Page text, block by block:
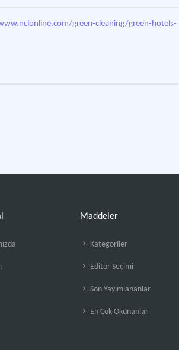
green-cleaning/green-hotels-
Maddeler
Kategoriler
Editör Seçimi
Son Yayımlananlar
En Çok Okunanlar